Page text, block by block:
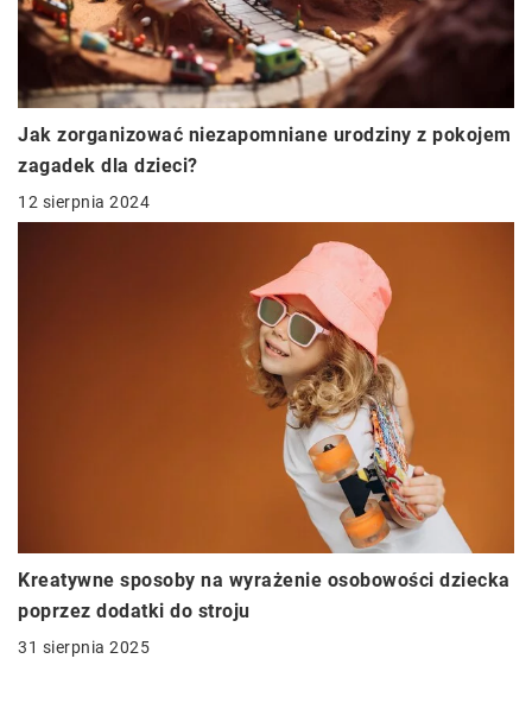
Jak zorganizować niezapomniane urodziny z pokojem
zagadek dla dzieci?
12 sierpnia 2024
Kreatywne sposoby na wyrażenie osobowości dziecka
poprzez dodatki do stroju
31 sierpnia 2025